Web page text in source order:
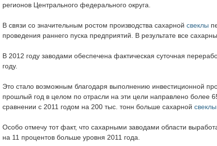
регионов Центрального федерального округа.
В связи со значительным ростом производства сахарной свеклы
проведения раннего пуска предприятий. В результате все
В 2012 году заводами обеспечена фактическая суточная
году.
Это стало возможным благодаря выполнению инвестиционной
прошлый год в целом по отрасли на эти цели направлено более
сравнении с 2011 годом на 200 тыс. тонн больше сахарной свеклы
Особо отмечу тот факт, что сахарными заводами области
на 11 процентов больше уровня 2011 года.